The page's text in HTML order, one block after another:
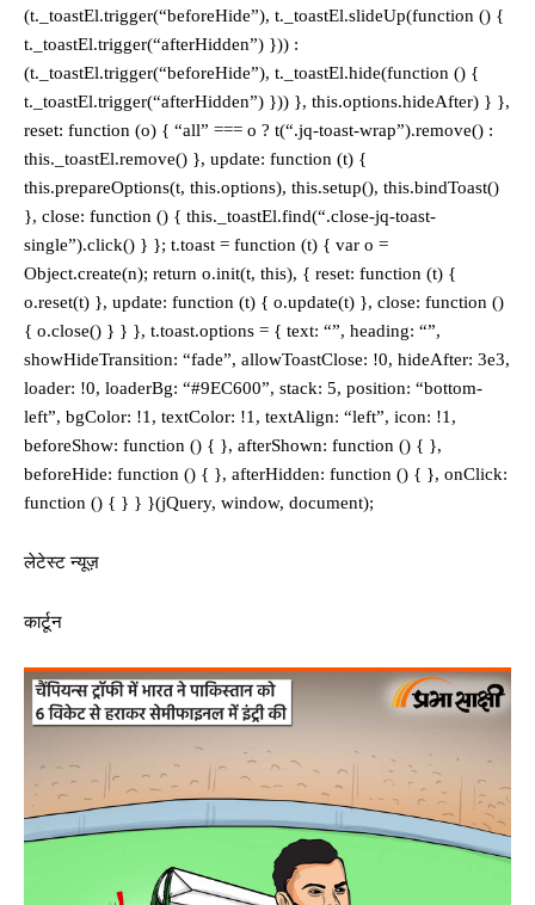
(t._toastEl.trigger(“beforeHide”), t._toastEl.slideUp(function () {
t._toastEl.trigger(“afterHidden”) })) :
(t._toastEl.trigger(“beforeHide”), t._toastEl.hide(function () {
t._toastEl.trigger(“afterHidden”) })) }, this.options.hideAfter) } },
reset: function (o) { “all” === o ? t(“.jq-toast-wrap”).remove() :
this._toastEl.remove() }, update: function (t) {
this.prepareOptions(t, this.options), this.setup(), this.bindToast()
}, close: function () { this._toastEl.find(“.close-jq-toast-
single”).click() } }; t.toast = function (t) { var o =
Object.create(n); return o.init(t, this), { reset: function (t) {
o.reset(t) }, update: function (t) { o.update(t) }, close: function ()
{ o.close() } } }, t.toast.options = { text: “”, heading: “”,
showHideTransition: “fade”, allowToastClose: !0, hideAfter: 3e3,
loader: !0, loaderBg: “#9EC600”, stack: 5, position: “bottom-
left”, bgColor: !1, textColor: !1, textAlign: “left”, icon: !1,
beforeShow: function () { }, afterShown: function () { },
beforeHide: function () { }, afterHidden: function () { }, onClick:
function () { } } }(jQuery, window, document);
लेटेस्ट न्यूज़
कार्टून